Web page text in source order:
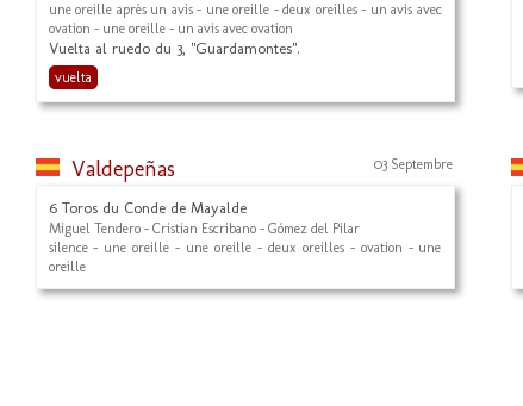
une oreille après un avis - une oreille - deux oreilles - un avis avec
ovation - une oreille - un avis avec ovation
Vuelta al ruedo du 3, "Guardamontes".
vuelta
Valdepeñas 03 Septembre
6 Toros du Conde de Mayalde
Miguel Tendero - Cristian Escribano - Gómez del Pilar
silence - une oreille - une oreille - deux oreilles - ovation - une
oreille